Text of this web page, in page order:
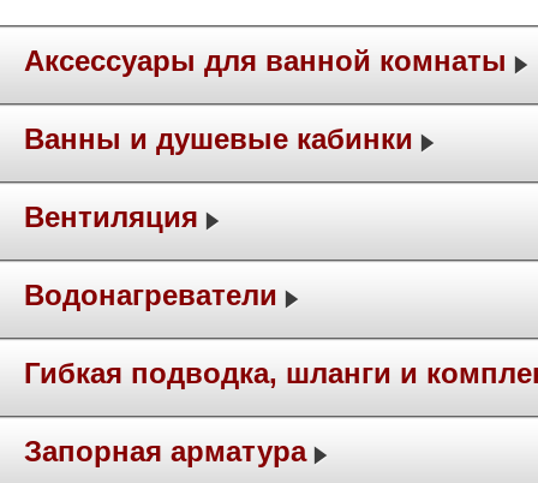
Аксессуары для ванной комнаты
Ванны и душевые кабинки
Вентиляция
Водонагреватели
Гибкая подводка, шланги и
Запорная арматура